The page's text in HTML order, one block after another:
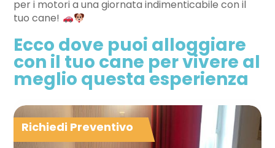
per i motori a una giornata indimenticabile con il
tuo cane!
Ecco dove puoi alloggiare
con il tuo cane per vivere al
meglio questa esperienza
Richiedi Preventivo